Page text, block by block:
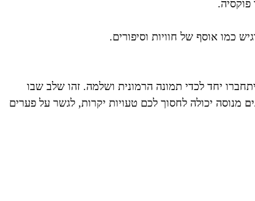
פוקסיה.
כמו אוסף של חוויות וסיפורים.
יחד לכדי תמונה הרמונית ושלמה. זהו שלב שבו
מנוסה יכולה לחסוך לכם טעויות יקרות, לגשר על פערים